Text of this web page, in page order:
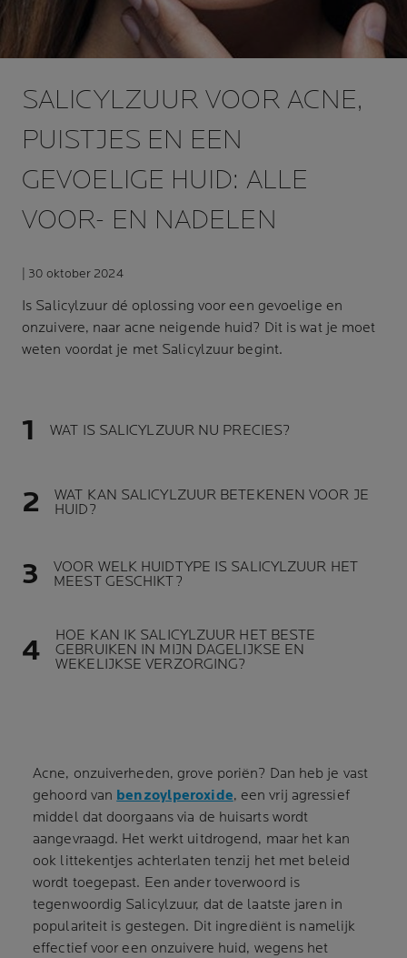
SALICYLZUUR VOOR ACNE,
PUISTJES EN EEN
GEVOELIGE HUID: ALLE
VOOR- EN NADELEN
| 30 oktober 2024
Is Salicylzuur dé oplossing voor een gevoelige en
onzuivere, naar acne neigende huid? Dit is wat je moet
weten voordat je met Salicylzuur begint.
WAT IS SALICYLZUUR NU PRECIES?
WAT KAN SALICYLZUUR BETEKENEN VOOR JE
HUID?
VOOR WELK HUIDTYPE IS SALICYLZUUR HET
MEEST GESCHIKT?
HOE KAN IK SALICYLZUUR HET BESTE
GEBRUIKEN IN MIJN DAGELIJKSE EN
WEKELIJKSE VERZORGING?
Acne, onzuiverheden, grove poriën? Dan heb je vast
gehoord van benzoylperoxide, een vrij agressief
middel dat doorgaans via de huisarts wordt
aangevraagd. Het werkt uitdrogend, maar het kan
ook littekentjes achterlaten tenzij het met beleid
wordt toegepast. Een ander toverwoord is
tegenwoordig Salicylzuur, dat de laatste jaren in
populariteit is gestegen. Dit ingrediënt is namelijk
effectief voor een onzuivere huid, wegens het